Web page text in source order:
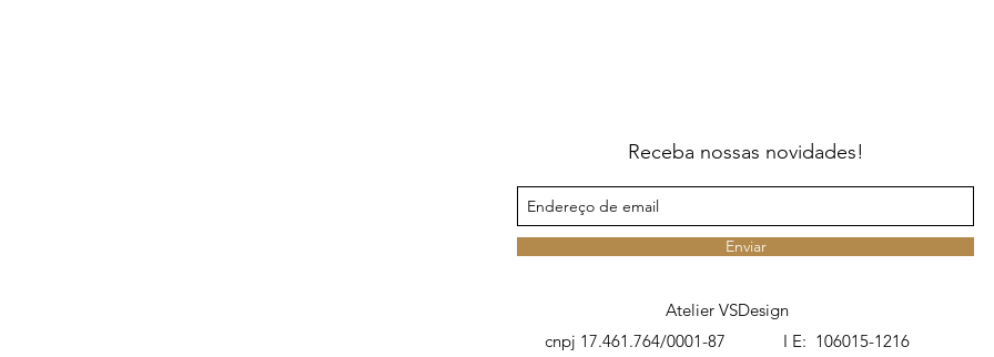
Receba nossas novidades!
Enviar
Atelier VSDesign
cnpj 17.461.764/0001-87 I E: 106015-1216